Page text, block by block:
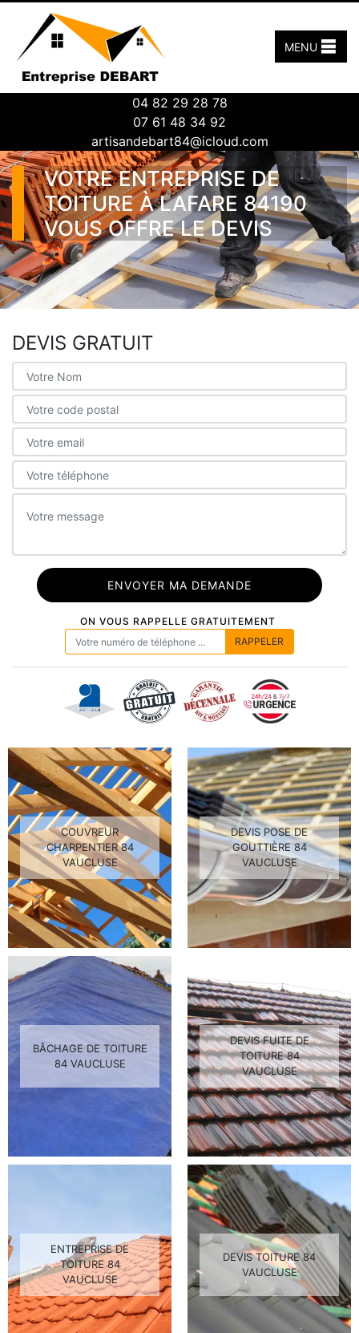
04 82 29 28 78
07 61 48 34 92
artisandebart84@icloud.com
MENU
VOTRE ENTREPRISE DE
TOITURE À LAFARE 84190
VOUS OFFRE LE DEVIS
DEVIS GRATUIT
ON VOUS RAPPELLE GRATUITEMENT
COUVREUR
CHARPENTIER 84
VAUCLUSE
DEVIS POSE DE
GOUTTIÈRE 84
VAUCLUSE
BÂCHAGE DE TOITURE
84 VAUCLUSE
DEVIS FUITE DE
TOITURE 84
VAUCLUSE
ENTREPRISE DE
TOITURE 84
VAUCLUSE
DEVIS TOITURE 84
VAUCLUSE